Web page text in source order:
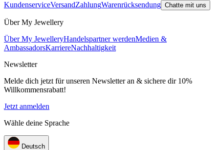
KundenserviceVersandZahlungWarenrücksendung Chatte mit uns
Über My Jewellery
Über My JewelleryHandelspartner werdenMedien &
AmbassadorsKarriereNachhaltigkeit
Newsletter
Melde dich jetzt für unseren Newsletter an & sichere dir 10%
Willkommensrabatt!
Jetzt anmelden
Wähle deine Sprache
Deutsch